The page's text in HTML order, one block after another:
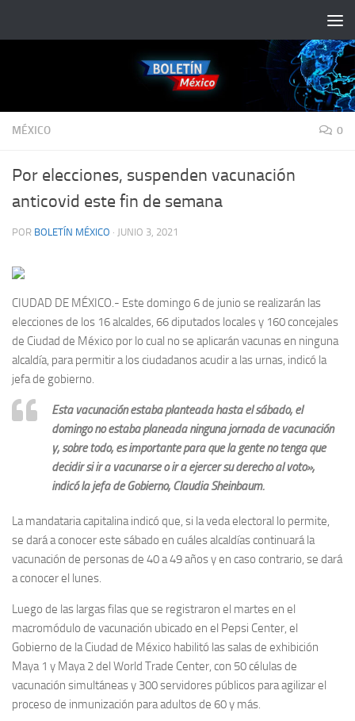
MÉXICO 0
Por elecciones, suspenden vacunación
anticovid este fin de semana
POR BOLETÍN MÉXICO · JUNIO 3, 2021
CIUDAD DE MÉXICO.- Este domingo 6 de junio se realizarán las
elecciones de los 16 alcaldes, 66 diputados locales y 160 concejales
de Ciudad de México por lo cual no se aplicarán vacunas en ninguna
alcaldía, para permitir a los ciudadanos acudir a las urnas, indicó la
jefa de gobierno.
Esta vacunación estaba planteada hasta el sábado, el
domingo no estaba planeada ninguna jornada de vacunación
y, sobre todo, es importante para que la gente no tenga que
decidir si ir a vacunarse o ir a ejercer su derecho al voto»,
indicó la jefa de Gobierno, Claudia Sheinbaum.
La mandataria capitalina indicó que, si la veda electoral lo permite,
se dará a conocer este sábado en cuáles alcaldías continuará la
vacunación de personas de 40 a 49 años y en caso contrario, se dará
a conocer el lunes.
Luego de las largas filas que se registraron el martes en el
macromódulo de vacunación ubicado en el Pepsi Center, el
Gobierno de la Ciudad de México habilitó las salas de exhibición
Maya 1 y Maya 2 del World Trade Center, con 50 células de
vacunación simultáneas y 300 servidores públicos para agilizar el
proceso de inmunización para adultos de 60 y más.